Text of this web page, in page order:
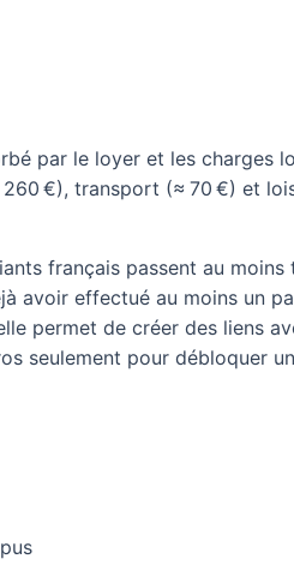
par le loyer et les charges
€), transport (≈ 70 €) et
français passent au
avoir effectué au moins un
permet de créer des liens
seulement pour débloquer